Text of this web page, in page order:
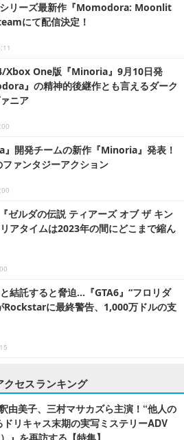
シリーズ最新作『Momodora: Moonlit
にて配信決定！
Xbox One版『Minoria』9月10日発
』の精神的後継作とも言えるダーク
ニア
』開発チームの新作『Minoria』発表！
ァンタジーアクション
『ゼルダの伝説 ティアーズ オブ ザ キン
アタイムは2023年の間にどこまで縮ん
結託すると脅迫…『GTA6』“フロリダ
Rockstarに最終警告、1,000万ドルの支
クセスランキング
由美子、三村マサカズら主演！“他人の
ドリキャス末期の実写ミステリーADV
』を再訪する【特集】